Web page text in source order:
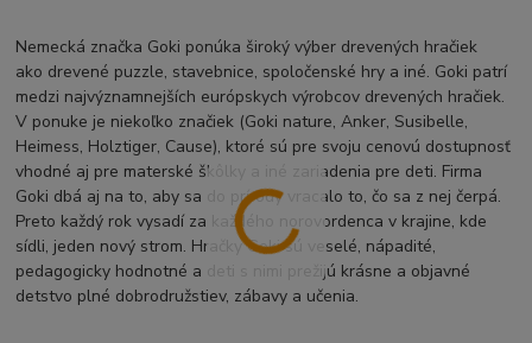
Nemecká značka Goki ponúka široký výber drevených hračiek
ako drevené puzzle, stavebnice, spoločenské hry a iné. Goki patrí
medzi najvýznamnejších európskych výrobcov drevených hračiek.
V ponuke je niekoľko značiek (Goki nature, Anker, Susibelle,
Heimess, Holztiger, Cause), ktoré sú pre svoju cenovú dostupnosť
vhodné aj pre materské škôlky a iné zariadenia pre deti. Firma
Goki dbá aj na to, aby sa do prírody vracalo to, čo sa z nej čerpá.
Preto každý rok vysadí za každého norovordenca v krajine, kde
sídli, jeden nový strom. Hračky Goki sú veselé, nápadité,
pedagogicky hodnotné a deti s nimi prežijú krásne a objavné
detstvo plné dobrodružstiev, zábavy a učenia.